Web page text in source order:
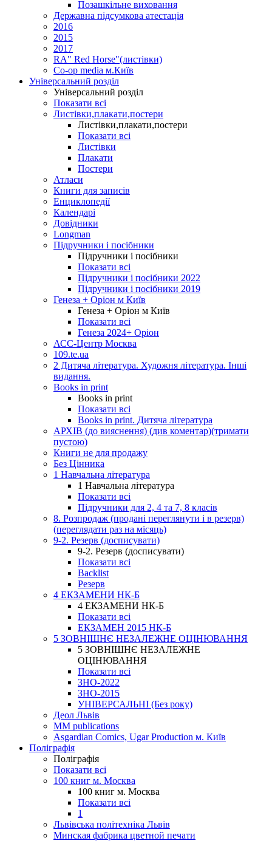
Позашкільне виховання
Державна підсумкова атестація
2016
2015
2017
RA" Red Horse"(листівки)
Co-op media м.Київ
Універсальний розділ
Універсальний розділ
Показати всі
Листівки,плакати,постери
Листівки,плакати,постери
Показати всі
Листівки
Плакати
Постери
Атласи
Книги для записів
Енциклопедії
Календарі
Довідники
Longman
Підручники і посібники
Підручники і посібники
Показати всі
Підручники і посібники 2022
Підручники і посібники 2019
Генеза + Оріон м Київ
Генеза + Оріон м Київ
Показати всі
Генеза 2024+ Оріон
АСС-Центр Москва
109.te.ua
2 Дитяча література. Художня література. Інші
видання.
Books in print
Books in print
Показати всі
Books in print. Дитяча література
АРХІВ (до вияснення) (див коментар)(тримати
пустою)
Книги не для продажу
Без Цінника
1 Навчальна література
1 Навчальна література
Показати всі
Підручники для 2, 4 та 7, 8 класів
8. Розпродаж (продані переглянути і в резерв)
(переглядати раз на місяць)
9-2. Резерв (досписувати)
9-2. Резерв (досписувати)
Показати всі
Backlist
Резерв
4 ЕКЗАМЕНИ НК-Б
4 ЕКЗАМЕНИ НК-Б
Показати всі
ЕКЗАМЕН 2015 НК-Б
5 ЗОВНІШНЄ НЕЗАЛЕЖНЕ ОЦІНЮВАННЯ
5 ЗОВНІШНЄ НЕЗАЛЕЖНЕ
ОЦІНЮВАННЯ
Показати всі
ЗНО-2022
ЗНО-2015
УНІВЕРСАЛЬНІ (Без року)
Деол Львів
MM publications
Asgardian Comics, Ugar Production м. Київ
Поліграфія
Поліграфія
Показати всі
100 книг м. Москва
100 книг м. Москва
Показати всі
1
Львівська політехніка Львів
Минская фабрика цветной печати